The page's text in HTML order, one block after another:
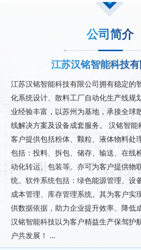
公司简介
江苏汉铭智能科技有
江苏汉铭智能科技有限公司拥有稳定的
化系统设计、散料工厂自动化生产线规
业经验丰富，以苏州为基地，承接全球
线解决方案及设备成套服务。 汉铭智能
客户提供包括粉体、颗粒、液体物料处
包括：投料、拆包、储存、输送、在线
动化转运、包装等。亦可为客户提供物
统。软件系统包括：绿色能源管理、设
成本管理、库存管理系统。其为客户实
供数据依据，助力企业提升效率、降低
汉铭智能科技以为客户精益生产保驾护
户共发展！ ...